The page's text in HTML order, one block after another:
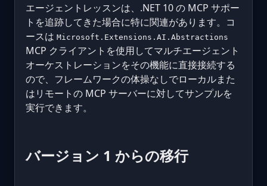
エージェントレッスンは、.NET 10 の MCP サポー
トを追跡してきた場合に特に関連があります。コ
ースは Microsoft.Extensions.AI.Abstractions
MCP クライアントを使用してマルチエージェント
オーケストレーションをその機能に直接接続する
ので、フレームワークの体操なしでローカルまた
はリモートの MCP サーバーに対してサンプルを
実行できます。
バージョン 1 からの移行